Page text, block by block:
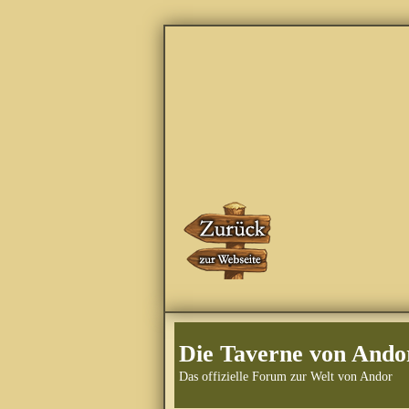
Die Taverne von
Das offizielle Forum zur Welt von Andor